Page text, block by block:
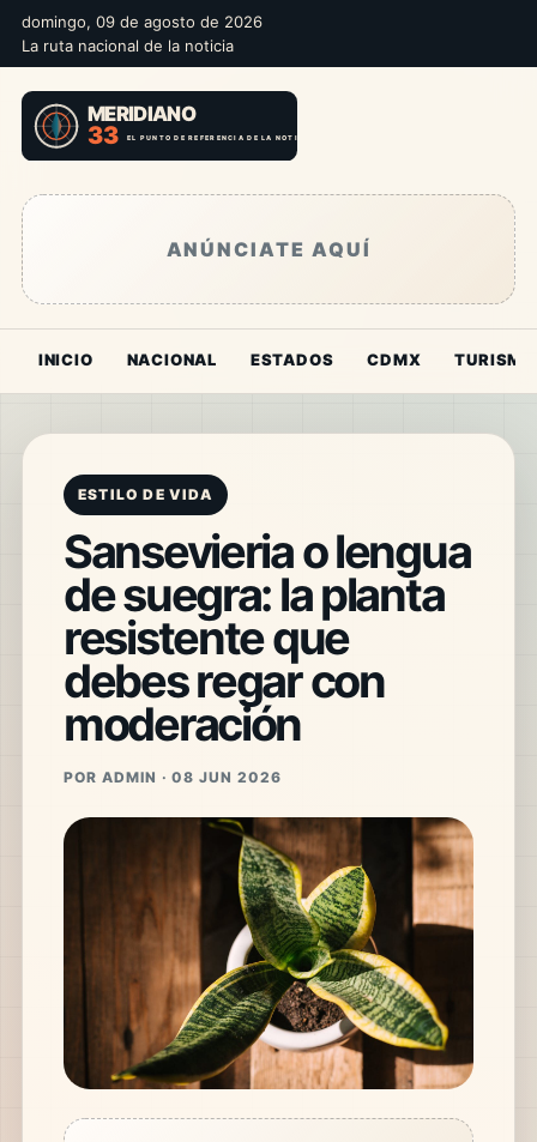
domingo, 09 de agosto de 2026
La ruta nacional de la noticia
ANÚNCIATE AQUÍ
INICIO NACIONAL ESTADOS CDMX TURISMO
ESTILO DE VIDA
Sansevieria o lengua
de suegra: la planta
resistente que
debes regar con
moderación
POR ADMIN · 08 JUN 2026